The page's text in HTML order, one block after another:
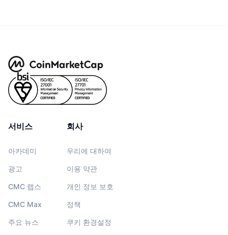
서비스
아카데미
광고
CMC 랩스
CMC Max
주요 뉴스
회사
우리에 대하여
이용 약관
개인 정보 보호
정책
쿠키 환경설정